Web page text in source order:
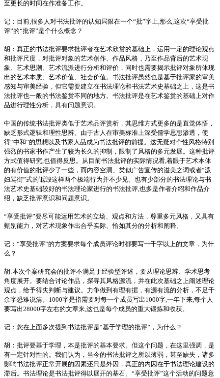
至更长的时间在作准备工作。
记：目前,很多人对书法批评的认知局限在一个“批”字上,那么,这次“享受批
评”的“批评”是个什么概念？
胡：真正的书法批评要求批评者在艺术欣赏的基础上，运用一定的理论观点
和批评尺度，对批评对象的艺术创作、作品风格，乃至作品背后的艺术现
象、艺术思潮、艺术流派进行分析和评价，同时也需要揭示批评对象所体现
出的艺术本质、艺术价值、社会价值。书法批评虽然也是基于批评家的审美
感知与审美经验，但它需要建立在书法理论和书法艺术史基础之上，这是书
法批评也一般的书法鉴赏不同的地方。书法批评是在艺术鉴赏的基础上对作
品进行理性分析，具有问题意识。
中国的传统书法批评类似于艺术品评赏析，其思维方式更多的是直觉体悟，
缺乏形式逻辑和理性思辨。由于古人在审美标准上深受儒学思想渗透，使
得“中和”的思想以及书家人品成为书法批评的前提。这无疑对个性风格特别
强烈的书家书作产生了较为长久的抑制，限制了风格的多元发展。这种批评
方式值得研究,也值得反思。从目前书法批评的实际情况看,着眼于艺术本体
的有价值的批评少了一些，而内容空洞、类似广告宣传的溢美之词或者“泼
妇骂街”式的诋毁这样两个极端行为并不少见。也有少部分的书法理论与书
法艺术史基础较好的书法理论家进行的书法批评,也多是作者介绍和作品介
绍，缺乏批评意识和问题意识。
“享受批评”要尽可能运用艺术的立场、观点和方法，尊重多元风格，又具有
甄别能力，对艺术现象作出合乎实际、恰如其分的分析和阐释。
记：“享受批评”的方案要求每个成员评论时都要写一千字以上的文章，为什
么？
胡:本次个案研究会的批评不满足于经验型评述，要从理论思辨、学术思考
角度展开。要结合讨论作品，探寻其风格源流，并在此次基础之上阐述理论
观点，给予得失判断与建议。力争做到有理有据，有源有流的分析，不足千
余字恐难说清。1000字是指需要对每一个成员写出1000字,一年下来,每个人
要写出28000字左右的文章来,这也是每个成员的重大锻炼和收获。
记：您在上面多次提到书法批评是“基于学理的批评”，为什么？
胡：批评要基于学理，本是批评的基本要求。但这个问题，在这里强调，是
有一定针对性的。我们认为，当今的书法批评之所以薄弱，甚至缺失，诸多
影响书法批评正常开展的因素还只是外因，真正的内因在于书法理论建设的
滞后。书法理论是书法批评得以展开的基石。“享受批评”这个活动的问题意